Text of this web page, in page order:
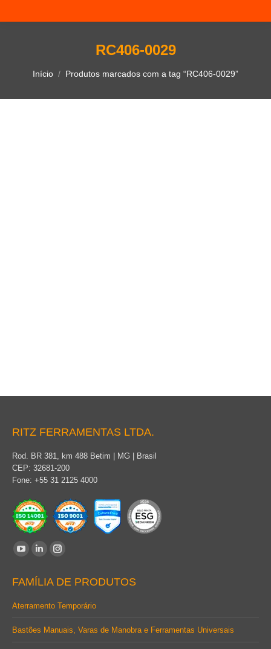
RC406-0029
Você está aqui:
Início Produtos marcados com a tag “RC406-0029”
RITZ FERRAMENTAS LTDA.
Rod. BR 381, km 488 Betim | MG | Brasil
CEP: 32681-200
Fone: +55 31 2125 4000
Encontre-nos em:
opens
in
window
Linkedin
opens
in
window
Instagram
opens
in
window
FAMÍLIA DE PRODUTOS
Aterramento Temporário
Bastões Manuais, Varas de Manobra e Ferramentas Universais